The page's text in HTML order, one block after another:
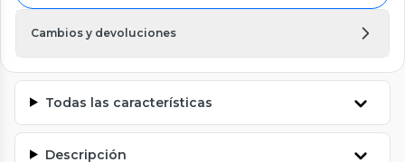
Cambios y devoluciones
Todas las características
Descripción